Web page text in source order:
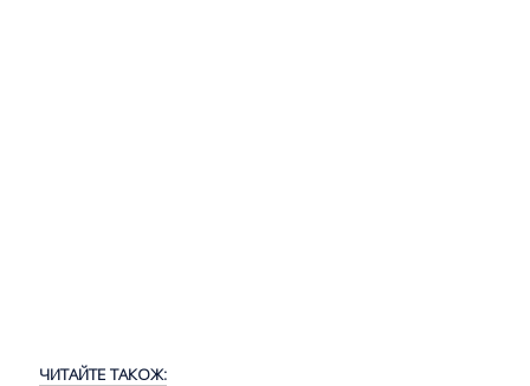
ЧИТАЙТЕ ТАКОЖ: